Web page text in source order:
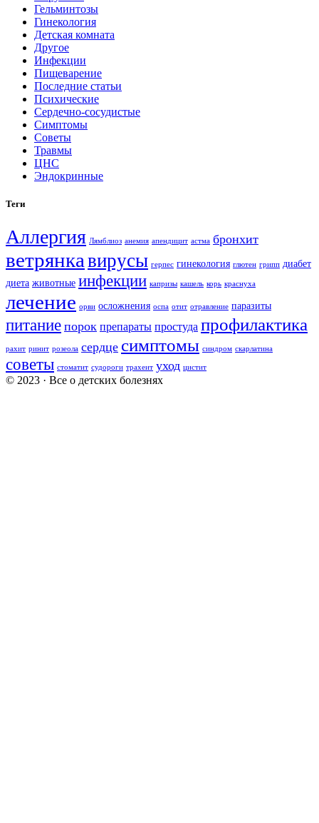
Гельминтозы
Гинекология
Детская комната
Другое
Инфекции
Пищеварение
Последние статьи
Психические
Сердечно-сосудистые
Симптомы
Советы
Травмы
ЦНС
Эндокринные
Теги
Аллергия Лямблиоз анемия апендицит астма бронхит
ветрянка вирусы герпес гинекология глютен грипп диабет
диета животные инфекции капризы кашель корь краснуха
лечение орви осложнения оспа отит отравление паразиты
питание порок препараты простуда профилактика
рахит ринит розеола сердце симптомы синдром скарлатина
советы стоматит судороги трахеит уход цистит
© 2023 · Все о детских болезнях